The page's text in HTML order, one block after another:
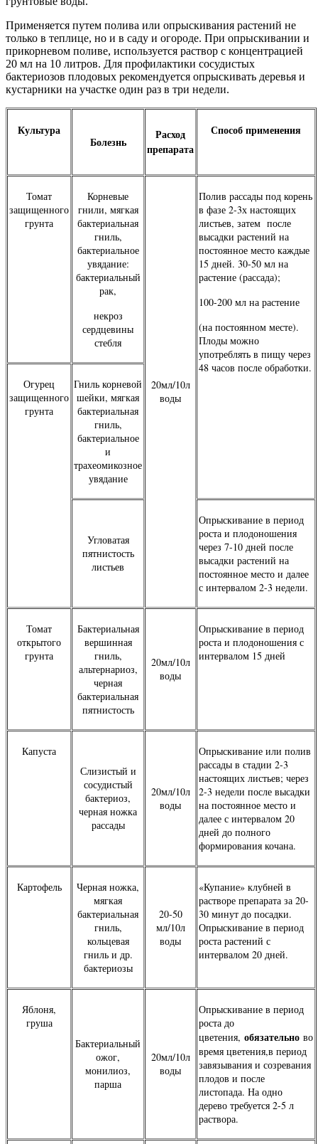
Применяется путем полива или опрыскивания растений не
только в теплице, но и в саду и огороде. При опрыскивании и
прикорневом поливе, используется раствор с концентрацией
20 мл на 10 литров. Для профилактики сосудистых
бактериозов плодовых рекомендуется опрыскивать деревья и
кустарники на участке один раз в три недели.
Культура
Болезнь
Расход
препарата
Способ применения
Томат
защищенного
грунта
Корневые
гнили, мягкая
бактериальная
гниль,
бактериальное
увядание:
бактериальный
рак,
некроз
сердцевины
стебля
20мл/10л
воды
Полив рассады под корень
в фазе 2-3х настоящих
листьев, затем после
высадки растений на
постоянное место каждые
15 дней. 30-50 мл на
растение (рассада);
100-200 мл на растение
(на постоянном месте).
Плоды можно
употреблять в пищу через
48 часов после обработки.
Огурец
защищенного
грунта
Гниль корневой
шейки, мягкая
бактериальная
гниль,
бактериальное
и
трахеомикозное
увядание
Угловатая
пятнистость
листьев
Опрыскивание в период
роста и плодоношения
через 7-10 дней после
высадки растений на
постоянное место и далее
с интервалом 2-3 недели.
Томат
открытого
грунта
Бактериальная
вершинная
гниль,
альтернариоз,
черная
бактериальная
пятнистость
20мл/10л
воды
Опрыскивание в период
роста и плодоношения с
интервалом 15 дней
Капуста
Слизистый и
сосудистый
бактериоз,
черная ножка
рассады
20мл/10л
воды
Опрыскивание или полив
рассады в стадии 2-3
настоящих листьев; через
2-3 недели после высадки
на постоянное место и
далее с интервалом 20
дней до полного
формирования кочана.
Картофель
Черная ножка,
мягкая
бактериальная
гниль,
кольцевая
гниль и др.
бактериозы
20-50
мл/10л
воды
«Купание» клубней в
растворе препарата за 20-
30 минут до посадки.
Опрыскивание в период
роста растений с
интервалом 20 дней.
Яблоня,
груша
Бактериальный
ожог,
монилиоз,
парша
20мл/10л
воды
Опрыскивание в период
роста до
цветения, обязательно во
время цветения,в период
завязывания и созревания
плодов и после
листопада. На одно
дерево требуется 2-5 л
раствора.